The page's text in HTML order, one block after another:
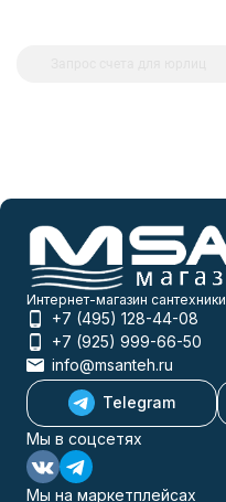
Интернет-магазин сантехники
+7 (495) 128-44-08
+7 (925) 999-66-50
info@msanteh.ru
Telegram
Мы в соцсетях
Мы на маркетплейсах